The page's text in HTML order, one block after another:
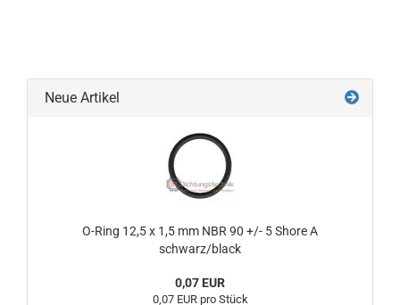
Neue Artikel
O-Ring 12,5 x 1,5 mm NBR 90 +/- 5 Shore A
schwarz/black
0,07 EUR
0,07 EUR pro Stück